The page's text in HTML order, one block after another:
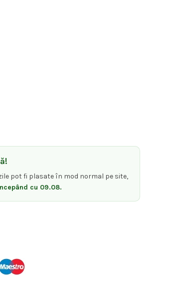
ZERO și PRODIGY - Gamma Piu
pot fi plasate în mod normal pe site,
cu 09.08.